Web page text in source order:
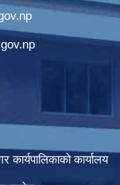
कार्यपालिकाको कार्यालय